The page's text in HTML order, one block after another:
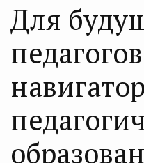
Для
навигатор